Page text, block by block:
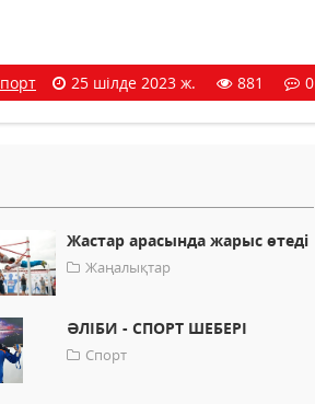
25 шілде 2023 ж. 881 0
Жастар арасында жарыс өтеді
Жаңалықтар
ӘЛІБИ - СПОРТ ШЕБЕРІ
Спорт